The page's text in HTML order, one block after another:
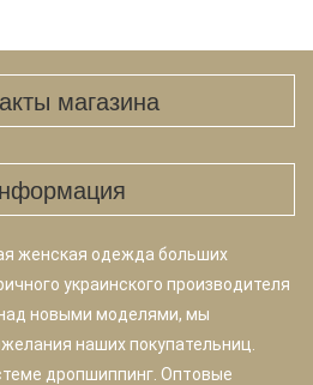
магазина
женская одежда больших
украинского производителя
новыми моделями, мы
наших покупательниц.
дропшиппинг. Оптовые